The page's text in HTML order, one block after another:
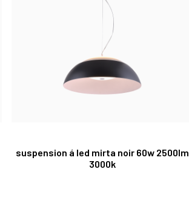
suspension á led mirta noir 60w 2500lm
3000k